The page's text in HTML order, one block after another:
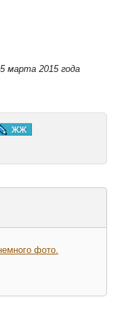
марта 2015 года
фото.